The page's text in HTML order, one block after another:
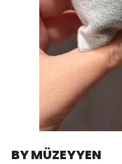
BY MÜZEYYEN